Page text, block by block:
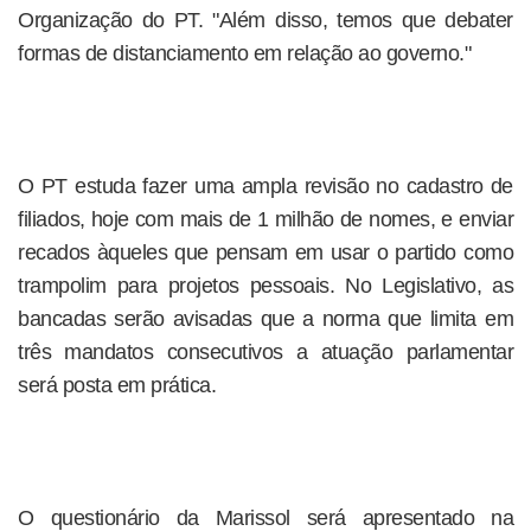
Organização do PT. "Além disso, temos que debater
formas de distanciamento em relação ao governo."
O PT estuda fazer uma ampla revisão no cadastro de
filiados, hoje com mais de 1 milhão de nomes, e enviar
recados àqueles que pensam em usar o partido como
trampolim para projetos pessoais. No Legislativo, as
bancadas serão avisadas que a norma que limita em
três mandatos consecutivos a atuação parlamentar
será posta em prática.
O questionário da Marissol será apresentado na